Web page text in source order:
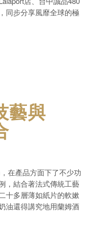
同步分享風靡全球的極
藝與
，在產品方面下了不少功
，結合著法式傳統工藝
十多層薄如紙片的軟嫰
油還得講究地用蘭姆酒